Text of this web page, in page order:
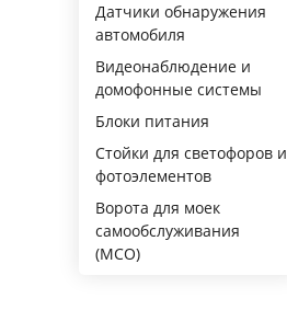
Датчики обнаружения
автомобиля
Видеонаблюдение и
домофонные системы
Блоки питания
Стойки для светофоров и
фотоэлементов
Ворота для моек
самообслуживания
(МСО)